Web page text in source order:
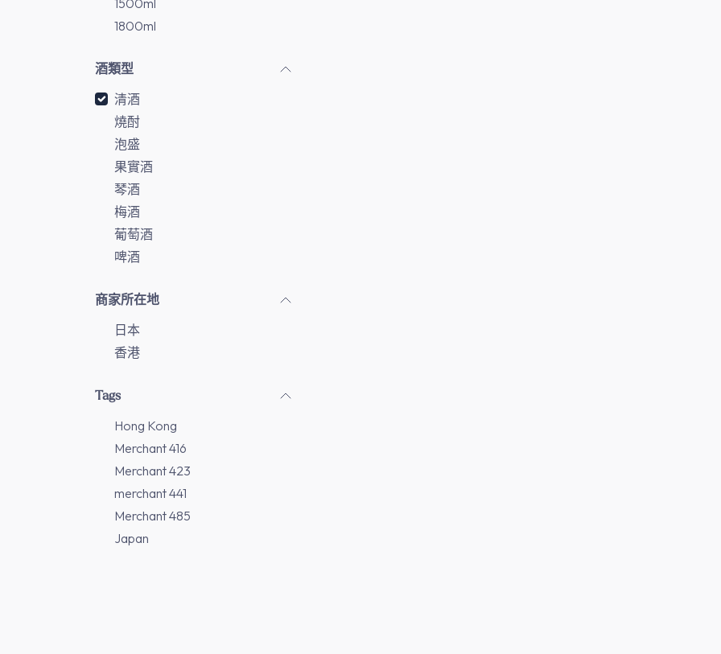
1500ml
1800ml
酒類型
清酒
燒酎
泡盛
果實酒
琴酒
梅酒
葡萄酒
啤酒
商家所在地
日本
香港
Tags
Hong Kong
Merchant 416
Merchant 423
merchant 441
Merchant 485
Japan